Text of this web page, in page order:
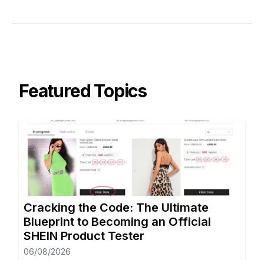
Featured Topics
Cracking the Code: The Ultimate
Blueprint to Becoming an Official
SHEIN Product Tester
06/08/2026